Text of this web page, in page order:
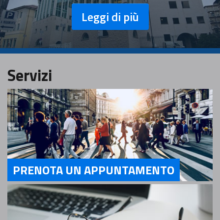
Leggi di più
Servizi
Servizi PRENOTA UN APPUNTAMENTO
PRENOTA UN APPUNTAMENTO